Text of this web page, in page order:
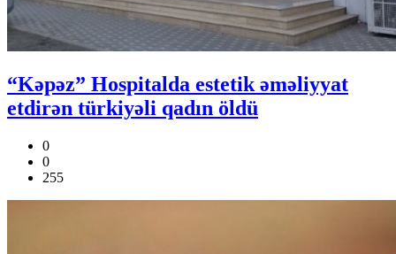
“Kəpəz” Hospitalda estetik əməliyyat
etdirən türkiyəli qadın öldü
0
0
255